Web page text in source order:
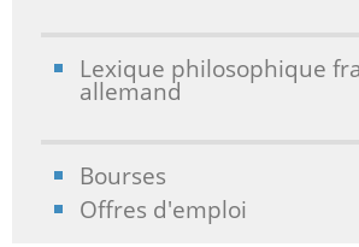
Lexique philosophique
allemand
Bourses
Offres d'emploi